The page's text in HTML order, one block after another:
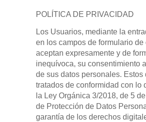
POLÍTICA DE PRIVACIDAD
Los Usuarios, mediante la
en los campos de formulario de
aceptan expresamente y de
inequívoca, su consentimiento
de sus datos personales. Estos
tratados de conformidad con lo
la Ley Orgánica 3/2018, de 5
de Protección de Datos
garantía de los derechos